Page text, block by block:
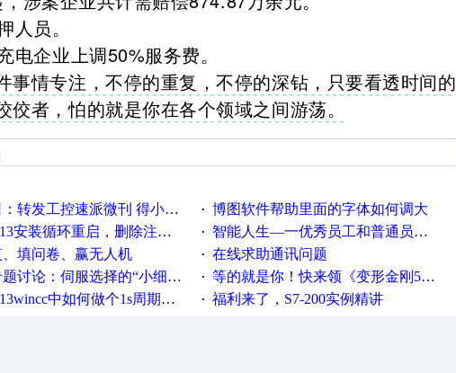
员。
企业上调50%服务费。
事情专注，不停的重复，不停的深钻，只要看透时间的
佼者，怕的就是你在各个领域之间游荡。
发工控速派微刊 得小米手环 中奖通知 · 博图软件帮助里面的字体如何调大
装循环重启，删除注册表信息没有用 · 智能人生—一优秀员工和普通员工差别，精辟到位！
填问卷、赢无人机 · 在线求助通讯问题
论：伺服选择的“小细节大学问”奖励公告 · 等的就是你！快来领《变形金刚5》观影券
中如何做个1s周期循环的脚本 · 福利来了，S7-200实例精讲